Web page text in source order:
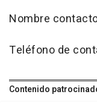
Nombre
Teléfono de
Contenido